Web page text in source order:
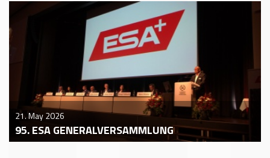
21. May 2026
95. ESA GENERALVERSAMMLUNG